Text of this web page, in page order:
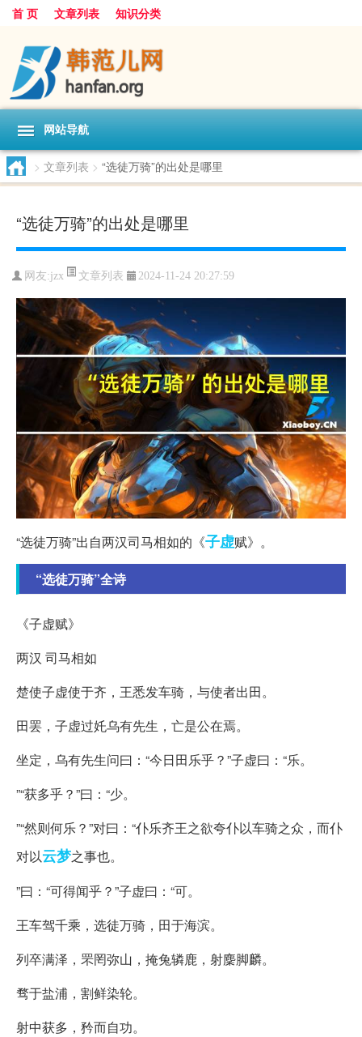
首 页 文章列表 知识分类
网站导航
> 文章列表 > “选徒万骑”的出处是哪里
“选徒万骑”的出处是哪里
网友:jzx 文章列表 2024-11-24 20:27:59
“选徒万骑”出自两汉司马相如的《子虚赋》。
“选徒万骑”全诗
《子虚赋》
两汉 司马相如
楚使子虚使于齐，王悉发车骑，与使者出田。
田罢，子虚过奼乌有先生，亡是公在焉。
坐定，乌有先生问曰：“今日田乐乎？”子虚曰：“乐。
”“获多乎？”曰：“少。
”“然则何乐？”对曰：“仆乐齐王之欲夸仆以车骑之众，而仆
对以云梦之事也。
”曰：“可得闻乎？”子虚曰：“可。
王车驾千乘，选徒万骑，田于海滨。
列卒满泽，罘罔弥山，掩兔辚鹿，射麇脚麟。
骛于盐浦，割鲜染轮。
射中获多，矜而自功。